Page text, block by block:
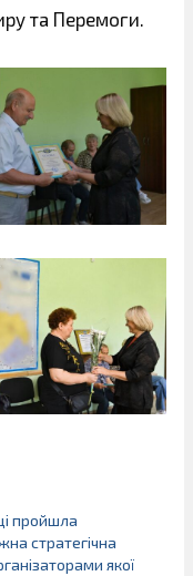
та Перемоги.
пройшла
стратегічна
якої